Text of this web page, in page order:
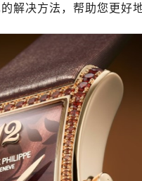
万象城）15层1508室（
7层704室（需提前预约）
大厦南塔15层1507室（
室（需提前预约）
天地）1座30层30-05室（
11层1104室（需提前预约
5层509室（需提前预约）
室（需提前预约）
层902室（需提前预约）
解决方法，帮助您更好